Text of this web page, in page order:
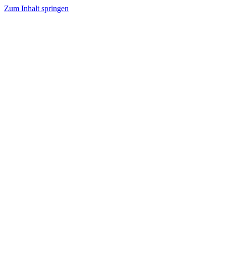
Zum Inhalt springen